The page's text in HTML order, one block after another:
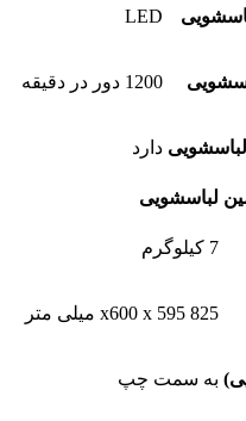
LED
1200 دور در دقیقه
دارد
لباسشویی
7 کیلوگرم
825 x600 x 595 میلی متر
به سمت چپ